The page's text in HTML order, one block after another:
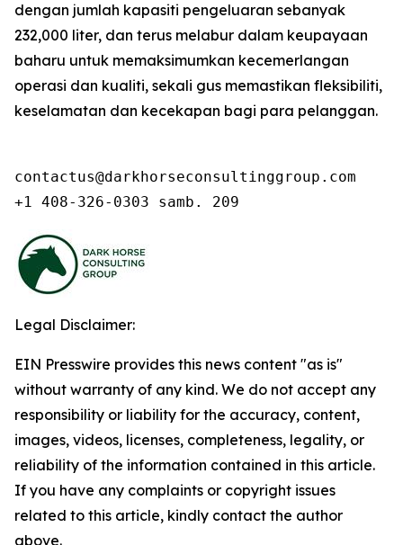
dengan jumlah kapasiti pengeluaran sebanyak
232,000 liter, dan terus melabur dalam keupayaan
baharu untuk memaksimumkan kecemerlangan
operasi dan kualiti, sekali gus memastikan fleksibiliti,
keselamatan dan kecekapan bagi para pelanggan.
contactus@darkhorseconsultinggroup.com
+1 408-326-0303 samb. 209
Legal Disclaimer:
EIN Presswire provides this news content "as is"
without warranty of any kind. We do not accept any
responsibility or liability for the accuracy, content,
images, videos, licenses, completeness, legality, or
reliability of the information contained in this article.
If you have any complaints or copyright issues
related to this article, kindly contact the author
above.